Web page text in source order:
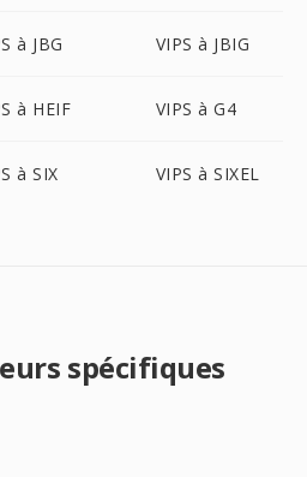
à JBG VIPS à JBIG
à HEIF VIPS à G4
à SIX VIPS à SIXEL
spécifiques